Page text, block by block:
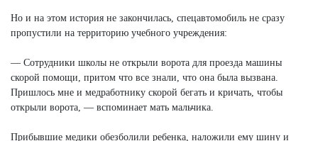
Но и на этом история не закончилась, спецавтомобиль не сразу
пропустили на территорию учебного учреждения:
— Сотрудники школы не открыли ворота для проезда машины
скорой помощи, притом что все знали, что она была вызвана.
Пришлось мне и медработнику скорой бегать и кричать, чтобы
открыли ворота, — вспоминает мать мальчика.
Прибывшие медики обезболили ребенка, наложили ему шину и